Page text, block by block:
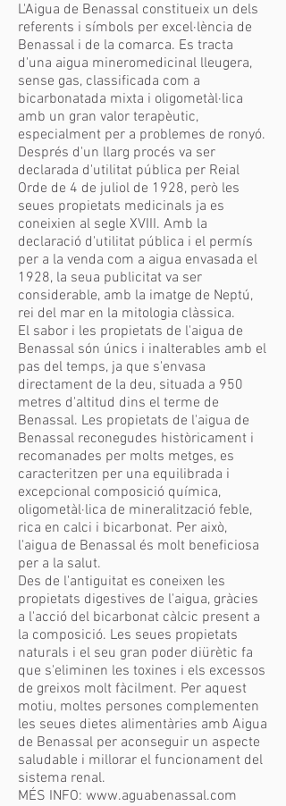
L'Aigua de Benassal constitueix un dels
referents i símbols per excel·lència de
Benassal i de la comarca. Es tracta
d'una aigua mineromedicinal lleugera,
sense gas, classificada com a
bicarbonatada mixta i oligometàl·lica
amb un gran valor terapèutic,
especialment per a problemes de ronyó.
Després d'un llarg procés va ser
declarada d'utilitat pública per Reial
Orde de 4 de juliol de 1928, però les
seues propietats medicinals ja es
coneixien al segle XVIII. Amb la
declaració d'utilitat pública i el permís
per a la venda com a aigua envasada el
1928, la seua publicitat va ser
considerable, amb la imatge de Neptú,
rei del mar en la mitologia clàssica.
El sabor i les propietats de l'aigua de
Benassal són únics i inalterables amb el
pas del temps, ja que s'envasa
directament de la deu, situada a 950
metres d'altitud dins el terme de
Benassal. Les propietats de l'aigua de
Benassal reconegudes històricament i
recomanades per molts metges, es
caracteritzen per una equilibrada i
excepcional composició química,
oligometàl·lica de mineralització feble,
rica en calci i bicarbonat. Per això,
l'aigua de Benassal és molt beneficiosa
per a la salut.
Des de l'antiguitat es coneixen les
propietats digestives de l'aigua, gràcies
a l'acció del bicarbonat càlcic present a
la composició. Les seues propietats
naturals i el seu gran poder diürètic fa
que s'eliminen les toxines i els excessos
de greixos molt fàcilment. Per aquest
motiu, moltes persones complementen
les seues dietes alimentàries amb Aigua
de Benassal per aconseguir un aspecte
saludable i millorar el funcionament del
sistema renal.
MÉS INFO: www.aguabenassal.com